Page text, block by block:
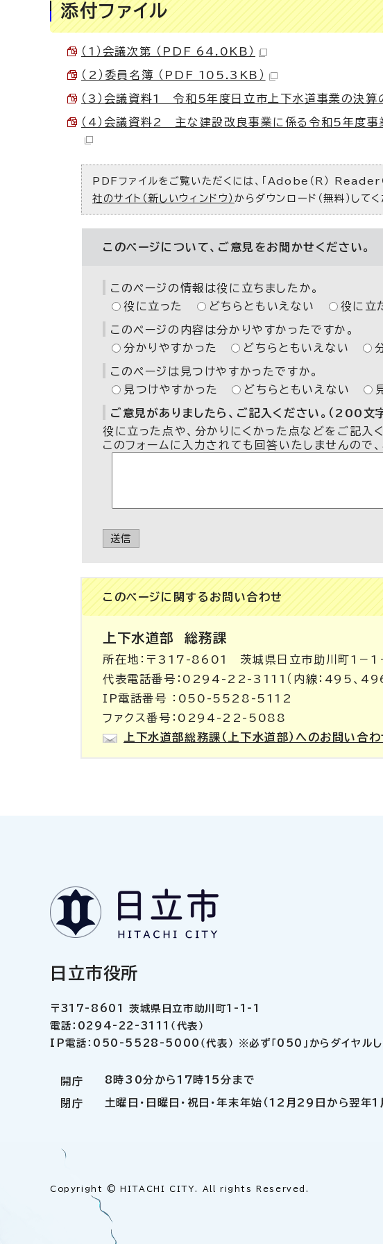
添付ファイル
（1）会議次第 （PDF 64.0KB）
（2）委員名簿 （PDF 105.3KB）
（3）会議資料1 令和5年度日立市上下水道事業の決
（4）会議資料2 主な建設改良事業に係る令和5年度
PDFファイルをご覧いただくには、「Adobe（R） Reader
社のサイト（新しいウィンドウ） からダウンロード（無料）してく
このページについて、ご意見をお聞かせください。
このページの情報は役に立ちましたか。
役に立った
どちらともいえない 役に立
このページの内容は分かりやすかったですか。
分かりやすかった
どちらともいえない
このページは見つけやすかったですか。
見つけやすかった
どちらともいえない
ご意見がありましたら、ご記入ください。（200文
役に立った点や、分かりにくかった点などをご記入く
このフォームに入力されても回答いたしませんので、
送信
このページに関する お問い合わせ
上下水道部 総務課
所在地：〒317-8601 茨城県日立市助川町1－
代表電話番号：0294-22-3111（内線：495、496
IP電話番号 ：050-5528-5112
ファクス番号：0294-22-5088
上下水道部総務課（上下水道部）へのお問い合
日立市役所
〒317-8601 茨城県日立市助川町1-1-1
電話：0294-22-3111（代表）
IP電話：050-5528-5000（代表） ※必ず「050」からダイヤルし
開庁 8時30分から17時15分まで
閉庁 土曜日・日曜日・祝日・年末年始（12月29日から翌年1
Copyright © HITACHI CITY. All rights Reserved.